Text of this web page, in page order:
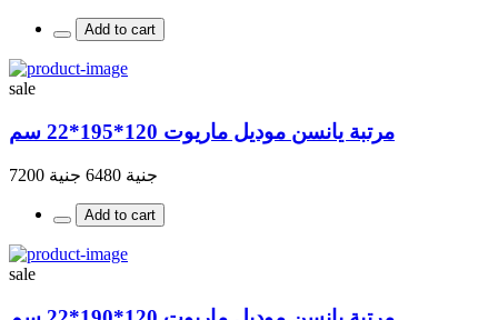
Add to cart
sale
مرتبة يانسن موديل ماريوت 120*195*22 سم
جنية 6480 جنية 7200
Add to cart
sale